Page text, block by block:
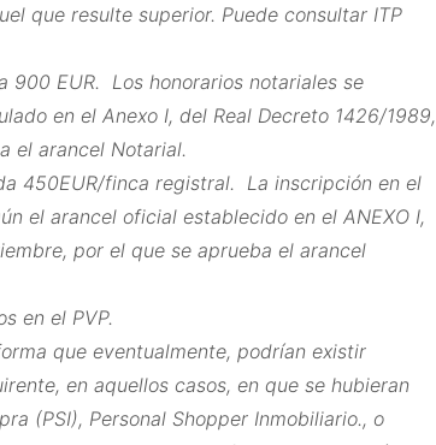
que resulte superior. Puede consultar ITP
900 EUR. Los honorarios notariales se
en el Anexo I, del Real Decreto 1426/1989,
el arancel Notarial.
450EUR/finca registral. La inscripción en el
el arancel oficial establecido en el ANEXO I,
por el que se aprueba el arancel
en el PVP.
que eventualmente, podrían existir
en aquellos casos, en que se hubieran
(PSI), Personal Shopper Inmobiliario., o